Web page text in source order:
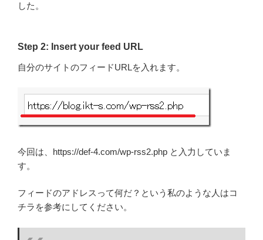
した。
Step 2: Insert your feed URL
自分のサイトのフィードURLを入れます。
今回は、https://def-4.com/wp-rss2.php と入力していま
す。
フィードのアドレスって何だ？という私のような人はコ
チラを参考にしてください。